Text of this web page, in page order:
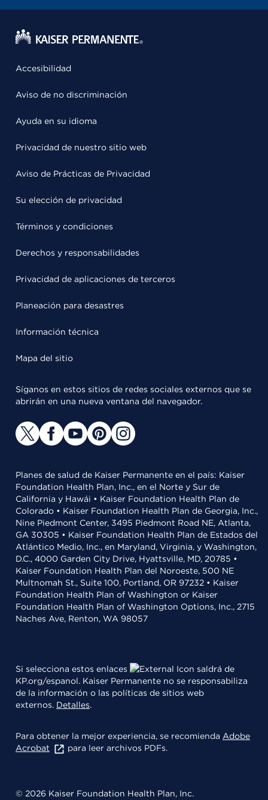
Accesibilidad
Aviso de no discriminación
Ayuda en su idioma
Privacidad de nuestro sitio web
Aviso de Prácticas de Privacidad
Su elección de privacidad
Términos y condiciones
Derechos y responsabilidades
Privacidad de aplicaciones de terceros
Planeación para desastres
Información técnica
Mapa del sitio
Síganos en estos sitios de redes sociales externos que se
abrirán en una nueva ventana del navegador.
Planes de salud de Kaiser Permanente en el país: Kaiser
Foundation Health Plan, Inc., en el Norte y Sur de
California y Hawái • Kaiser Foundation Health Plan de
Colorado • Kaiser Foundation Health Plan de Georgia, Inc.,
Nine Piedmont Center, 3495 Piedmont Road NE, Atlanta,
GA 30305 • Kaiser Foundation Health Plan de Estados del
Atlántico Medio, Inc., en Maryland, Virginia, y Washington,
D.C., 4000 Garden City Drive, Hyattsville, MD, 20785 •
Kaiser Foundation Health Plan del Noroeste, 500 NE
Multnomah St., Suite 100, Portland, OR 97232 • Kaiser
Foundation Health Plan of Washington or Kaiser
Foundation Health Plan of Washington Options, Inc., 2715
Naches Ave, Renton, WA 98057
Si selecciona estos enlaces
saldrá de
KP.org/espanol. Kaiser Permanente no se responsabiliza
de la información o las políticas de sitios web
externos. Detalles.
Para obtener la mejor experiencia, se recomienda Adobe
Acrobat
para leer archivos PDFs.
© 2026 Kaiser Foundation Health Plan, Inc.